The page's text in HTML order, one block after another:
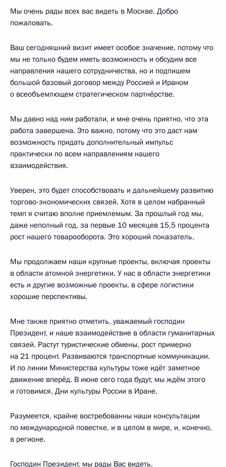
Мы очень рады всех вас видеть в Москве. Добро
пожаловать.
Ваш сегодняшний визит имеет особое значение, потому что
мы не только будем иметь возможность и обсудим все
направления нашего сотрудничества, но и подпишем
большой базовый договор между Россией и Ираном
о всеобъемлющем стратегическом партнёрстве.
Мы давно над ним работали, и мне очень приятно, что эта
работа завершена. Это важно, потому что это даст нам
возможность придать дополнительный импульс
практически по всем направлениям нашего
взаимодействия.
Уверен, это будет способствовать и дальнейшему развитию
торгово-экономических связей. Хотя в целом набранный
темп я считаю вполне приемлемым. За прошлый год мы,
даже неполный год, за первые 10 месяцев 15,5 процента
рост нашего товарооборота. Это хороший показатель.
Мы продолжаем наши крупные проекты, включая проекты
в области атомной энергетики. У нас в области энергетики
есть и другие возможные проекты, в сфере логистики
хорошие перспективы.
Мне также приятно отметить, уважаемый господин
Президент, и наше взаимодействие в области гуманитарных
связей. Растут туристические обмены, рост примерно
на 21 процент. Развиваются транспортные коммуникации.
И по линии Министерства культуры тоже идёт заметное
движение вперёд. В июне сего года будут, мы ждём этого
и готовимся, Дни культуры России в Иране.
Разумеется, крайне востребованны наши консультации
по международной повестке, и в целом в мире, и, конечно,
в регионе.
Господин Президент, мы рады Вас видеть.